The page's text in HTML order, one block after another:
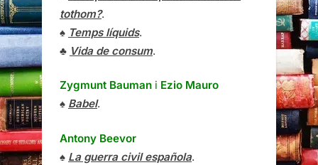
tothom?.
♠ Temps líquids.
♣ Vida de consum.
Zygmunt Bauman i Ezio Mauro
♠ Babel.
Antony Beevor
♠ La guerra civil española.